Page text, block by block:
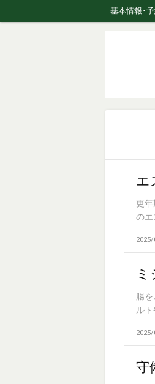
エ
更
のエ
腸
ル
守